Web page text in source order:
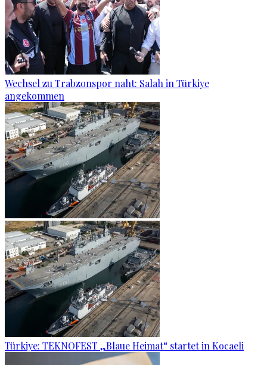
Wechsel zu Trabzonspor naht: Salah in Türkiye
angekommen
Türkiye: TEKNOFEST „Blaue Heimat“ startet in Kocaeli